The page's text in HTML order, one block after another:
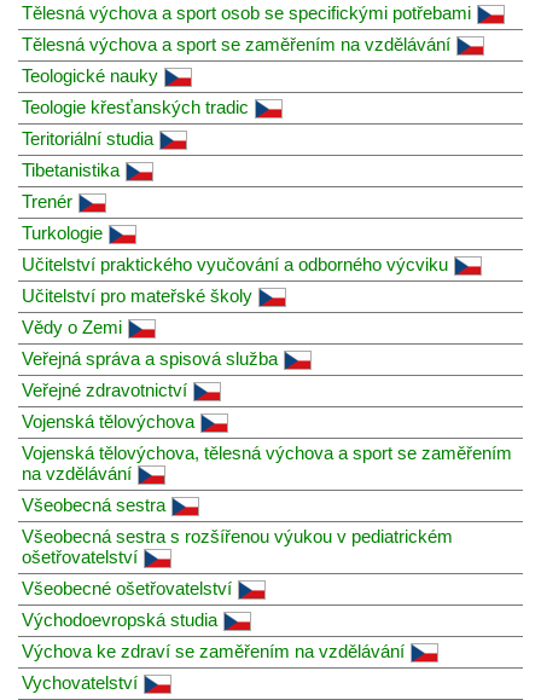
Tělesná výchova a sport osob se specifickými potřebami
Tělesná výchova a sport se zaměřením na vzdělávání
Teologické nauky
Teologie křesťanských tradic
Teritoriální studia
Tibetanistika
Trenér
Turkologie
Učitelství praktického vyučování a odborného výcviku
Učitelství pro mateřské školy
Vědy o Zemi
Veřejná správa a spisová služba
Veřejné zdravotnictví
Vojenská tělovýchova
Vojenská tělovýchova, tělesná výchova a sport se zaměřením
na vzdělávání
Všeobecná sestra
Všeobecná sestra s rozšířenou výukou v pediatrickém
ošetřovatelství
Všeobecné ošetřovatelství
Východoevropská studia
Výchova ke zdraví se zaměřením na vzdělávání
Vychovatelství